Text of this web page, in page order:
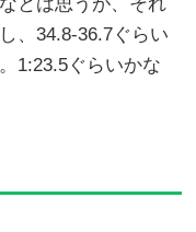
、34.8-36.7ぐらい
1:23.5ぐらいかな